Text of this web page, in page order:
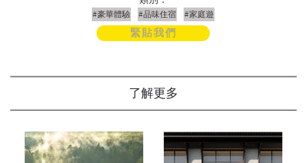
#豪華體驗 #品味住宿 #家庭遊
緊貼我們
了解更多